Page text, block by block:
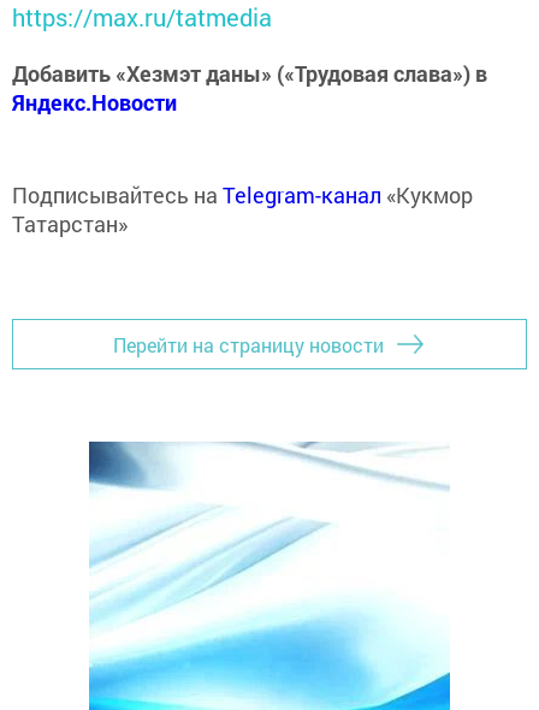
https://max.ru/tatmedia
Добавить «Хезмэт даны» («Трудовая слава») в
Яндекс.Новости
Подписывайтесь на Telegram-канал «Кукмор
Татарстан»
Перейти на страницу новости